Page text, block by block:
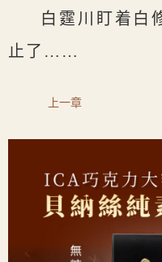
白霆川盯着白
止了……
上一章